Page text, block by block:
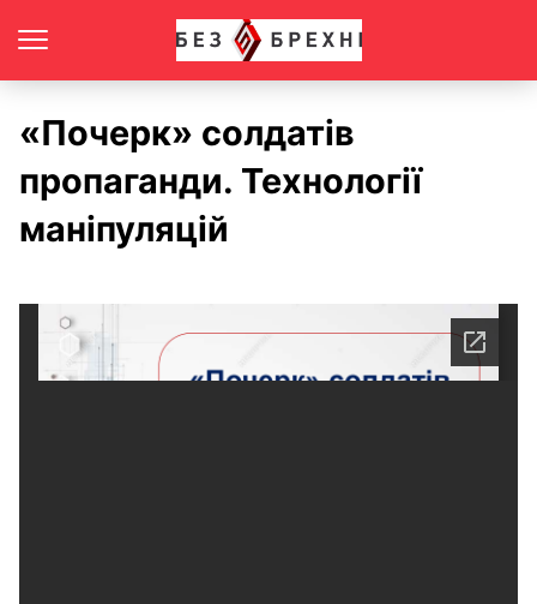
«Почерк» солдатів
пропаганди. Технології
маніпуляцій